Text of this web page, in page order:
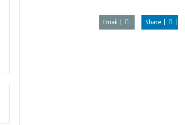
Share
Email